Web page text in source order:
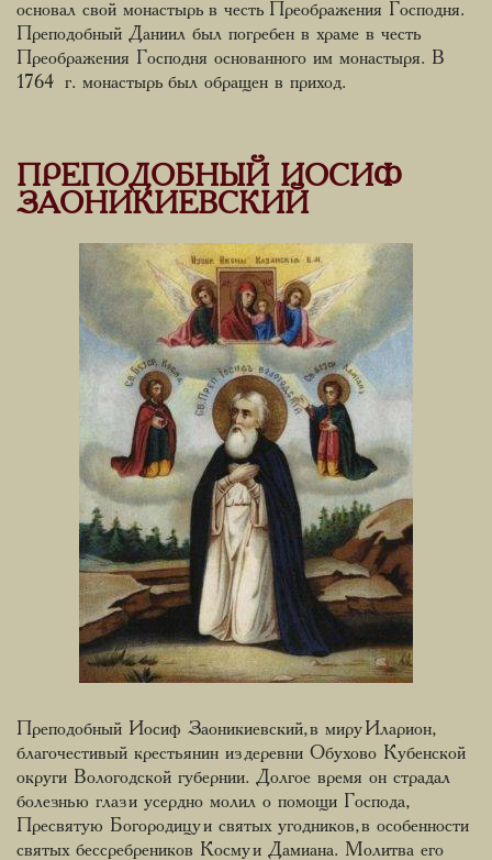
основал свой монастырь в честь Преображения Господня.
Преподобный Даниил был погребен в храме в честь
Преображения Господня основанного им монастыря. В
1764 г. монастырь был обращен в приход.
ПРЕПОДОБНЫЙ ИОСИФ
ЗАОНИКИЕВСКИЙ
Преподобный Иосиф Заоникиевский, в миру Иларион,
благочестивый крестьянин из деревни Обухово Кубенской
округи Вологодской губернии. Долгое время он страдал
болезнью глаз и усердно молил о помощи Господа,
Пресвятую Богородицу и святых угодников, в особенности
святых бессребреников Косму и Дамиана. Молитва его